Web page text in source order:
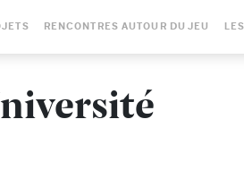
RENCONTRES AUTOUR DU JEU